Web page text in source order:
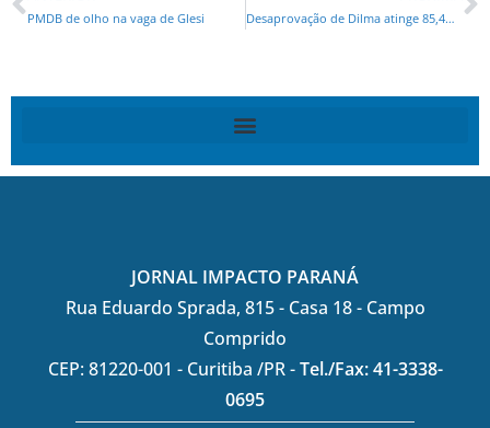
PMDB de olho na vaga de Glesi Desaprovação de Dilma atinge 85,4% em Londrina
JORNAL IMPACTO PARANÁ
Rua Eduardo Sprada, 815 - Casa 18 - Campo
Comprido
CEP: 81220-001 - Curitiba /PR -Tel./Fax: 41-3338-
0695